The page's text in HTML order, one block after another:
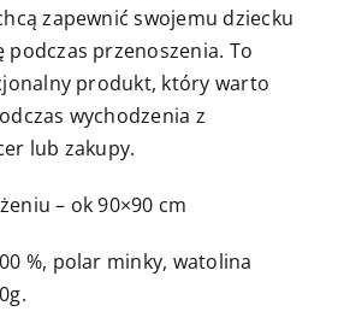
zapewnić swojemu dziecku
przenoszenia. To
produkt, który warto
wychodzenia z
lub zakupy.
– ok 90×90 cm
%, polar minky, watolina